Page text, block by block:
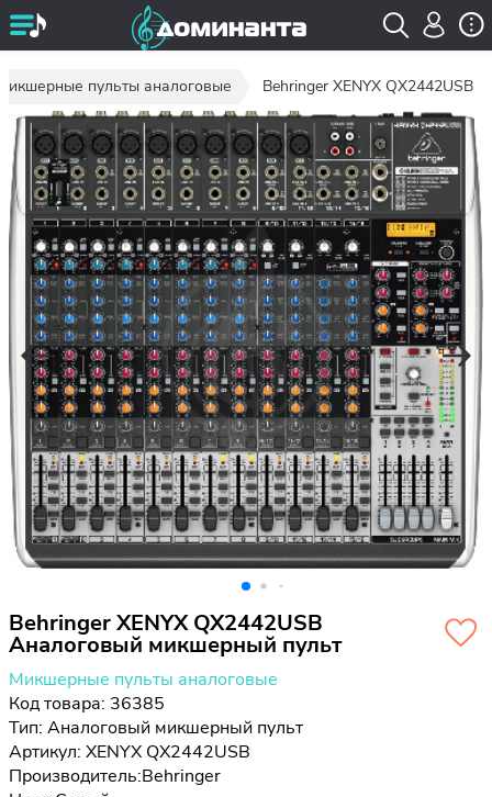
пульты аналоговые Behringer XENYX QX2442USB
Behringer XENYX QX2442USB
Аналоговый микшерный пульт
Микшерные пульты аналоговые
Код товара: 36385
Тип: Аналоговый микшерный пульт
Артикул: XENYX QX2442USB
Производитель:Behringer